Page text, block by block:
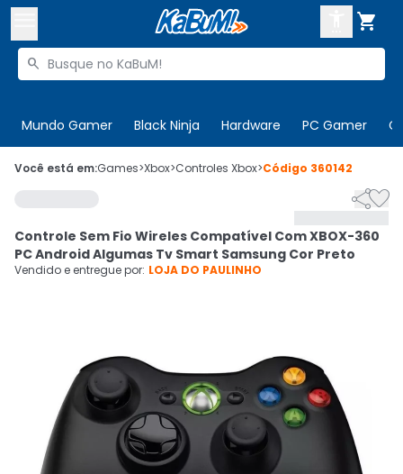

Buscar produtos

Mundo Gamer Black Ninja Hardware PC Gamer
 Olá. Acesse sua conta
Cupons
CADASTRE-SE
Você está em:Games>Xbox>Controles Xbox>Código 360142

Controle Sem Fio Wireles Compatível Com XBOX-360
PC Android Algumas Tv Smart Samsung Cor Preto
Vendido e entregue por: LOJA DO PAULINHO